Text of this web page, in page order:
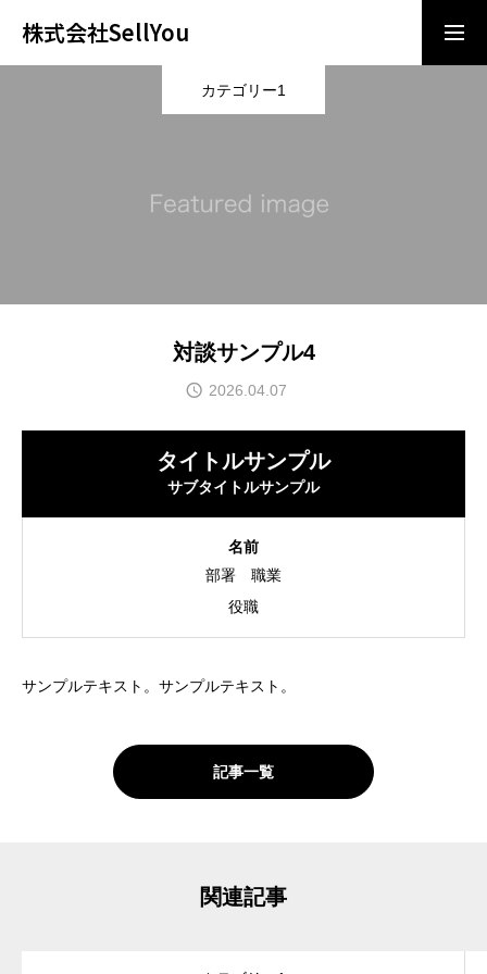
株式会社SellYou
企業情報
採用情報
カテゴリー1
対談サンプル4
2026.04.07
タイトルサンプル
サブタイトルサンプル
名前
部署
職業
役職
サンプルテキスト。サンプルテキスト。
記事一覧
関連記事